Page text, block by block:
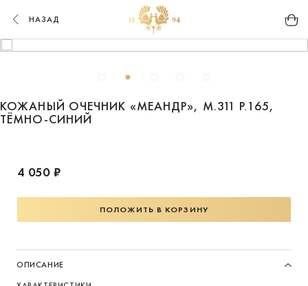
НАЗАД
КОЖАНЫЙ ОЧЕЧНИК «МЕАНДР», М.311 Р.165,
ТЁМНО-СИНИЙ
4 050 ₽
ПОЛОЖИТЬ В КОРЗИНУ
ОПИСАНИЕ